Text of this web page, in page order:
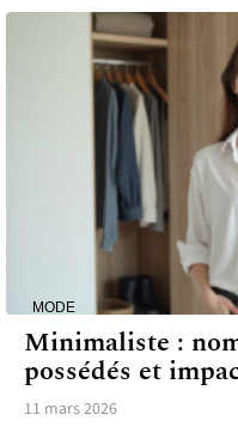
MODE
Minimaliste :
possédés et
11 mars 2026